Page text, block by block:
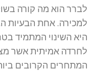
לברר הוא מה קורה
למכירה. אחת הבעיות
היא השינוי המתמיד
לחרדה אמיתית אשר
המתחרים הקרובים